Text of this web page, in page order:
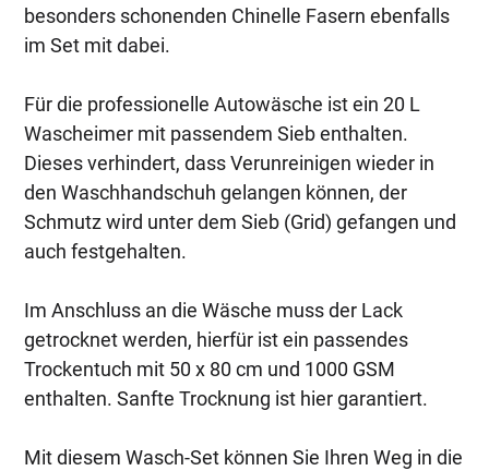
besonders schonenden Chinelle Fasern ebenfalls
im Set mit dabei.
Für die professionelle Autowäsche ist ein 20 L
Wascheimer mit passendem Sieb enthalten.
Dieses verhindert, dass Verunreinigen wieder in
den Waschhandschuh gelangen können, der
Schmutz wird unter dem Sieb (Grid) gefangen und
auch festgehalten.
Im Anschluss an die Wäsche muss der Lack
getrocknet werden, hierfür ist ein passendes
Trockentuch mit 50 x 80 cm und 1000 GSM
enthalten. Sanfte Trocknung ist hier garantiert.
Mit diesem Wasch-Set können Sie Ihren Weg in die